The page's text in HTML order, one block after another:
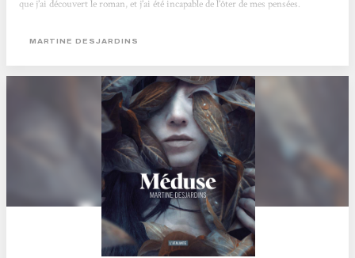
que j’ai découvert le roman, et j’ai été incapable de l’ôter de mes pensées.
réécriture comme on en voit...
MARTINE DESJARDINS